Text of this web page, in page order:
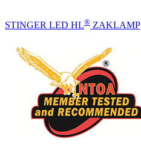
STINGER LED HL® ZAKLAMP